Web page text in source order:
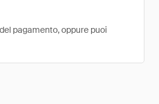
pagamento, oppure puoi